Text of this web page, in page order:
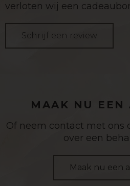
verloten wij een
Schrijf een review
MAAK NU EEN
Of neem contact met ons
over een
Maak nu een